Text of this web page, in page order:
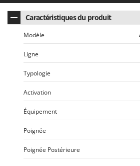
Sirman
Skil
Smartwood
Smeg
Snapper
Solidur
Spice Electronics
Spiralmac
Spring Protezione
Spyro
Stanley
Caractéristiques du produit
Modèle
Ligne
Typologie
Activation
Équipement
Poignée
Poignée Postérieure